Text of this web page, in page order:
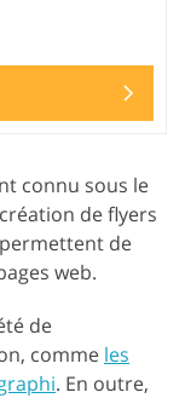
connu sous le
de flyers
de
web.
de
comme les
. En outre,